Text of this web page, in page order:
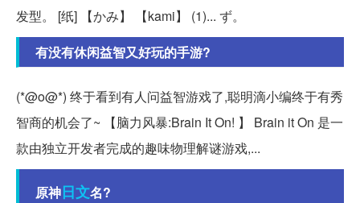
发型。 [纸] 【かみ】 【kami】 (1)... ず。
有没有休闲益智又好玩的手游?
(*@ο@*) 终于看到有人问益智游戏了,聪明滴小编终于有秀
智商的机会了~ 【脑力风暴:Brain It On! 】 Brain it On 是一
款由独立开发者完成的趣味物理解谜游戏,...
原神日文名?